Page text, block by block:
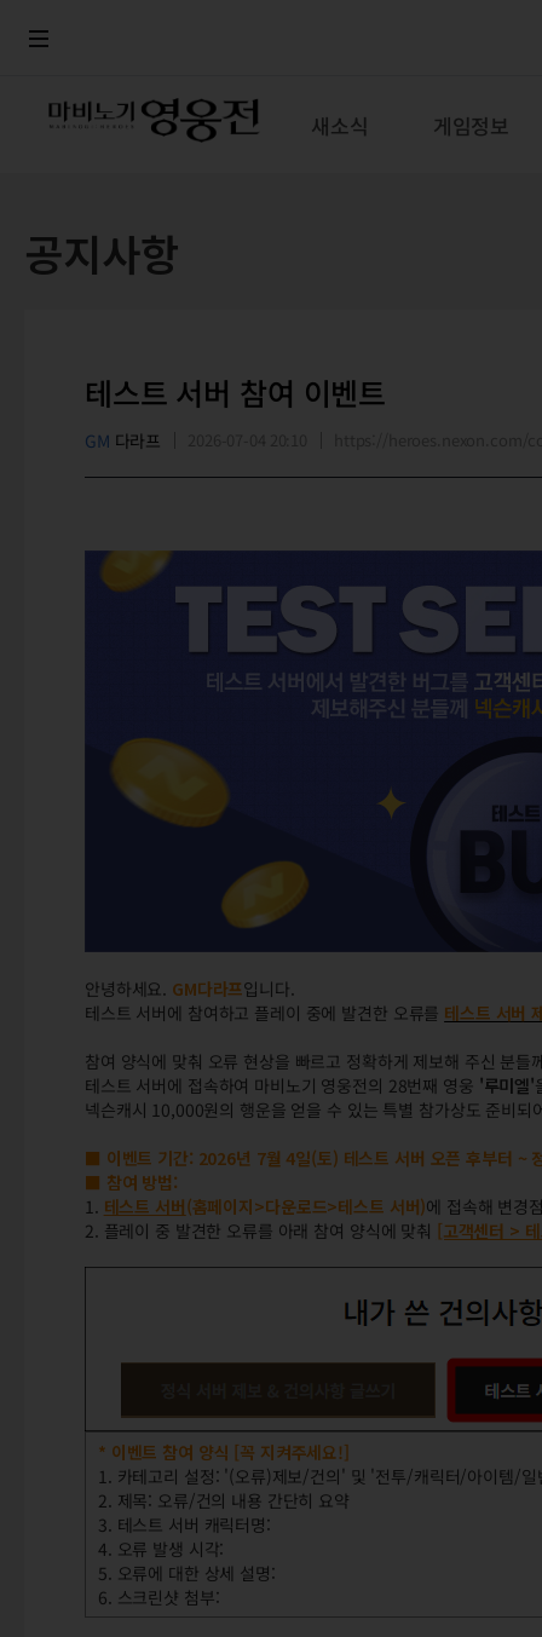
새소식 게임정보
공지사항
테스트 서버 참여 이벤트
GM 다라프
안녕하세요. GM다라프입니다.
테스트 서버에 참여하고 플레이 중에 발견한 오류를 테스트 서버
참여 양식에 맞춰 오류 현상을 빠르고 정확하게 제보해 주신 분들
테스트 서버에 접속하여 마비노기 영웅전의 28번째 영웅 '루미엘'
넥슨캐시 10,000원의 행운을 얻을 수 있는 특별 참가상도 준비되
■ 이벤트 기간: 2026년 7월 4일(토) 테스트 서버 오픈 후부터 ~
■ 참여 방법:
1. 테스트 서버(홈페이지>다운로드>테스트 서버)에 접속해 변경
2. 플레이 중 발견한 오류를 아래 참여 양식에 맞춰 [고객센터 >
* 이벤트 참여 양식 [꼭 지켜주세요!]
1. 카테고리 설정: '(오류)제보/건의' 및 '전투/캐릭터/아이템/일
2. 제목: 오류/건의 내용 간단히 요약
3. 테스트 서버 캐릭터명:
4. 오류 발생 시각:
5. 오류에 대한 상세 설명:
6. 스크린샷 첨부: